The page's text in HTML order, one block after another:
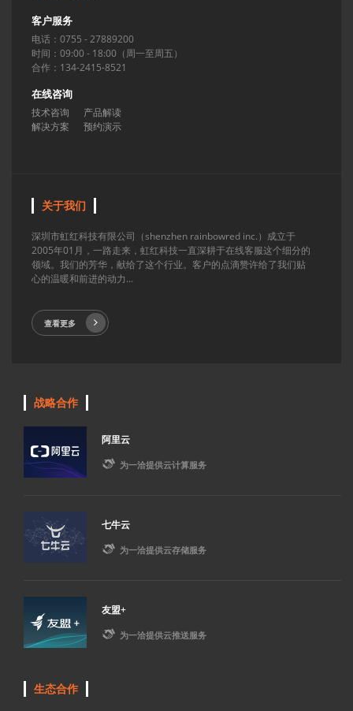
客户服务
电话：0755 - 27889200
时间：09:00 - 18:00（周一至周五）
合作：134-2415-8521
在线咨询
技术咨询
产品解读
解决方案
预约演示
关于我们
深圳市虹红科技有限公司（shenzhen rainbowred inc.）成立于
2005年01月，一路走来，虹红科技一直深耕于在线客服这个细分的
领域。我们的芳华，献给了这个行业。客户的点滴赞许给了我们贴
心的温暖和前进的动力...
查看更多
战略合作
阿里云
 为一洽提供云计算服务
七牛云
 为一洽提供云存储服务
友盟+
 为一洽提供云推送服务
生态合作